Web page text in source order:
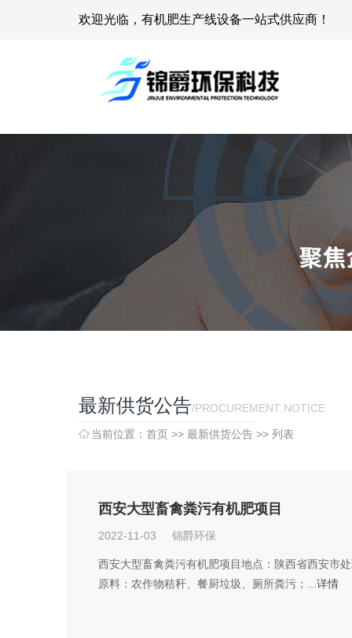
欢迎光临，有机肥生产线设备一站式供应商！
最新供货公告/PROCUREMENT NOTICE
当前位置： 首页 >> 最新供货公告 >> 列表
西安大型畜禽粪污有机肥项目
2022-11-03 锦爵环保
西安大型畜禽粪污有机肥项目地点：陕西省西安市
原料：农作物秸秆、餐厨垃圾、厕所粪污；... 详情